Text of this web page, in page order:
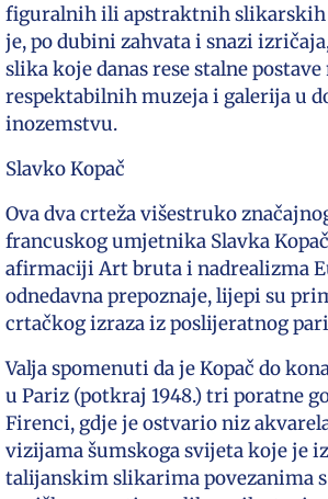
figuralnih ili apstraktnih slikarskih
je, po dubini zahvata i snazi
slika koje danas rese stalne
respektabilnih muzeja i galerija u
inozemstvu.
Slavko Kopač
Ova dva crteža višestruko
francuskog umjetnika Slavka
afirmaciji Art bruta i nadrealizma
odnedavna prepoznaje, lijepi su
crtačkog izraza iz poslijeratnog
Valja spomenuti da je Kopač do
u Pariz (potkraj 1948.) tri poratne
Firenci, gdje je ostvario niz
vizijama šumskoga svijeta koje je
talijanskim slikarima povezanima